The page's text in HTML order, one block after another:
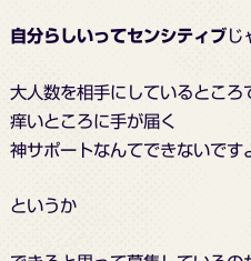
自分らしいってセンシティブじ
大人数を相手にしているところ
痒いところに手が届く
神サポートなんてできないです
というか